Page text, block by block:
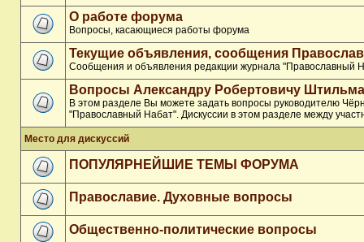
О работе форума
Вопросы, касающиеся работы форума
Текущие объявления, сообщения
Сообщения и объявления редакции журнала "Православный
Вопросы Александру Робертовичу
В этом разделе Вы можете задать вопросы руководителю
"Православный Набат". Дискуссии в этом разделе между
Место для дискуссий
ПОПУЛЯРНЕЙШИЕ ТЕМЫ ФОРУМА
Православие. Духовные вопросы
Общественно-политические вопросы